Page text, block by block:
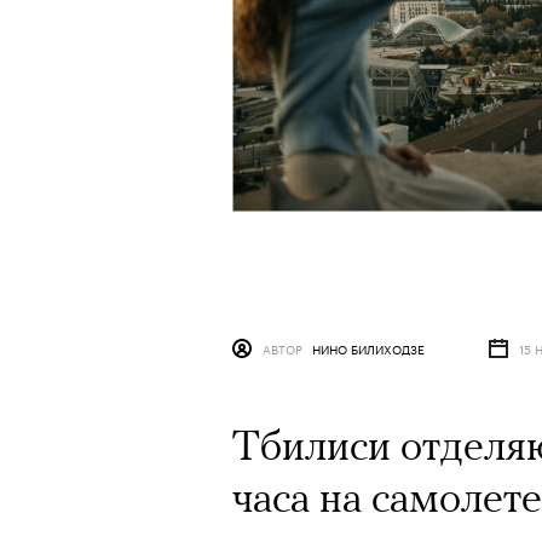
АВТОР НИНО БИЛИХОДЗЕ 15
Тбилиси
часа на